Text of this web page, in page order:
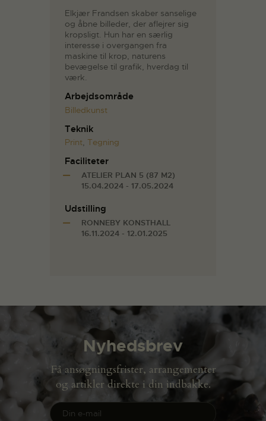
Elkjær Frandsen skaber sanselige
og åbne billeder, der aflejrer sig
kropsligt. Hun har en særlig
interesse i overgangen fra
maskine til krop, naturens
bevægelse til grafik, hverdag til
værk.
Arbejdsområde
Billedkunst
Teknik
Print, Tegning
Faciliteter
ATELIER PLAN 5 (87 M2)
15.04.2024 - 17.05.2024
Udstilling
RONNEBY KONSTHALL
16.11.2024 - 12.01.2025
Nyhedsbrev
Få ansøgningsfrister, arrangementer
og artikler direkte i din indbakke.